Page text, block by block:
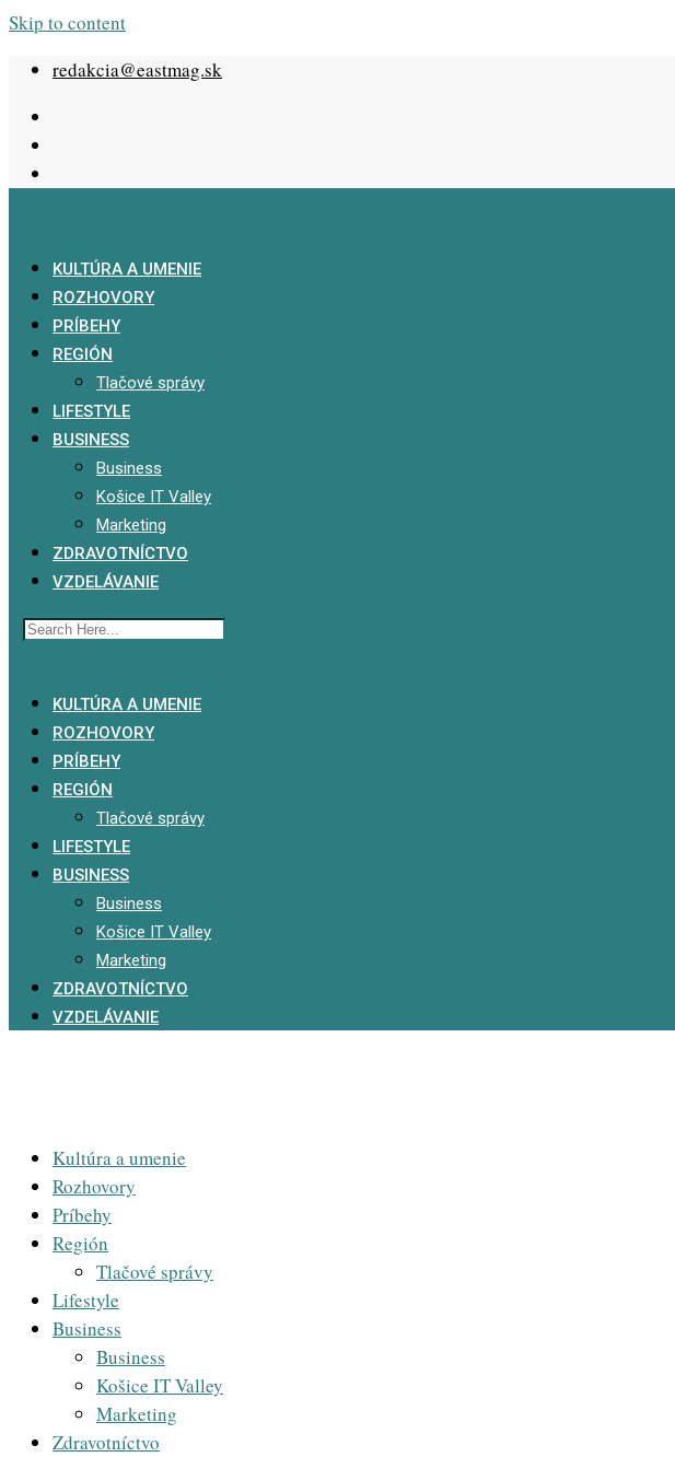
Skip to content
redakcia@eastmag.sk
KULTÚRA A UMENIE
ROZHOVORY
PRÍBEHY
REGIÓN
Tlačové správy
LIFESTYLE
BUSINESS
Business
Košice IT Valley
Marketing
ZDRAVOTNÍCTVO
VZDELÁVANIE
KULTÚRA A UMENIE
ROZHOVORY
PRÍBEHY
REGIÓN
Tlačové správy
LIFESTYLE
BUSINESS
Business
Košice IT Valley
Marketing
ZDRAVOTNÍCTVO
VZDELÁVANIE
Kultúra a umenie
Rozhovory
Príbehy
Región
Tlačové správy
Lifestyle
Business
Business
Košice IT Valley
Marketing
Zdravotníctvo